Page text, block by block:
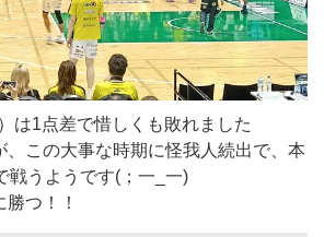
は1点差で惜しくも敗れました
、この大事な時期に怪我人続出で、本
戦うようです(；一_一)
つ！！